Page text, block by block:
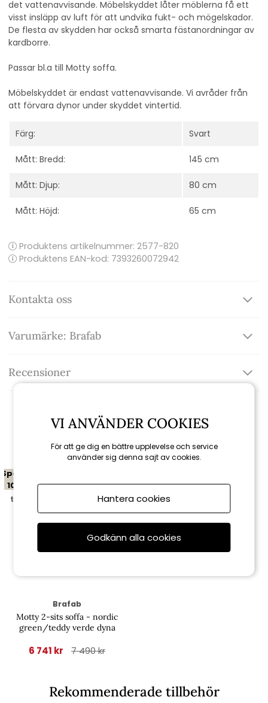
det vattenavvisande. Möbelskyddet låter möblerna få ett
visst insläpp av luft för att undvika fukt- och mögelskador.
De flesta av skydden har också smarta fästanordningar av
kardborre.
Passar bl.a till Motty soffa.
Möbelskyddet är endast vattenavvisande. Vi avråder från
att förvara dynor under skyddet vintertid.
Färg: Svart
Mått: Bredd: 145 cm
Mått: Djup: 80 cm
Mått: Höjd: 65 cm
Produktens artikelnummer: 2577-820
Produktens EAN-kod: 7393260072942
Kontakta oss
Varumärke: Brafab
Recensioner
Spara
10%
till 16/8
Brafab
Motty 2-sits soffa - nordic
green/teddy verde dyna
6 741 kr 7 490 kr
Rekommenderade tillbehör
VI ANVÄNDER COOKIES
För att ge dig en bättre upplevelse och service
använder sig denna sajt av cookies.
Hantera cookies
Godkänn alla cookies